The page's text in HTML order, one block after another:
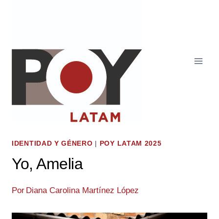
IDENTIDAD Y GÉNERO | POY LATAM 2025
Yo, Amelia
Por Diana Carolina Martínez López